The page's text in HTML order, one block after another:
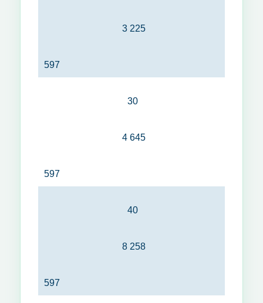
3 225
597
30
4 645
597
40
8 258
597